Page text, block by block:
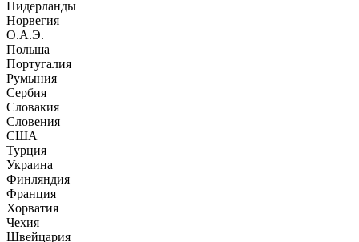
Нидерланды
Норвегия
О.А.Э.
Польша
Португалия
Румыния
Сербия
Словакия
Словения
США
Турция
Украина
Финляндия
Франция
Хорватия
Чехия
Швейцария